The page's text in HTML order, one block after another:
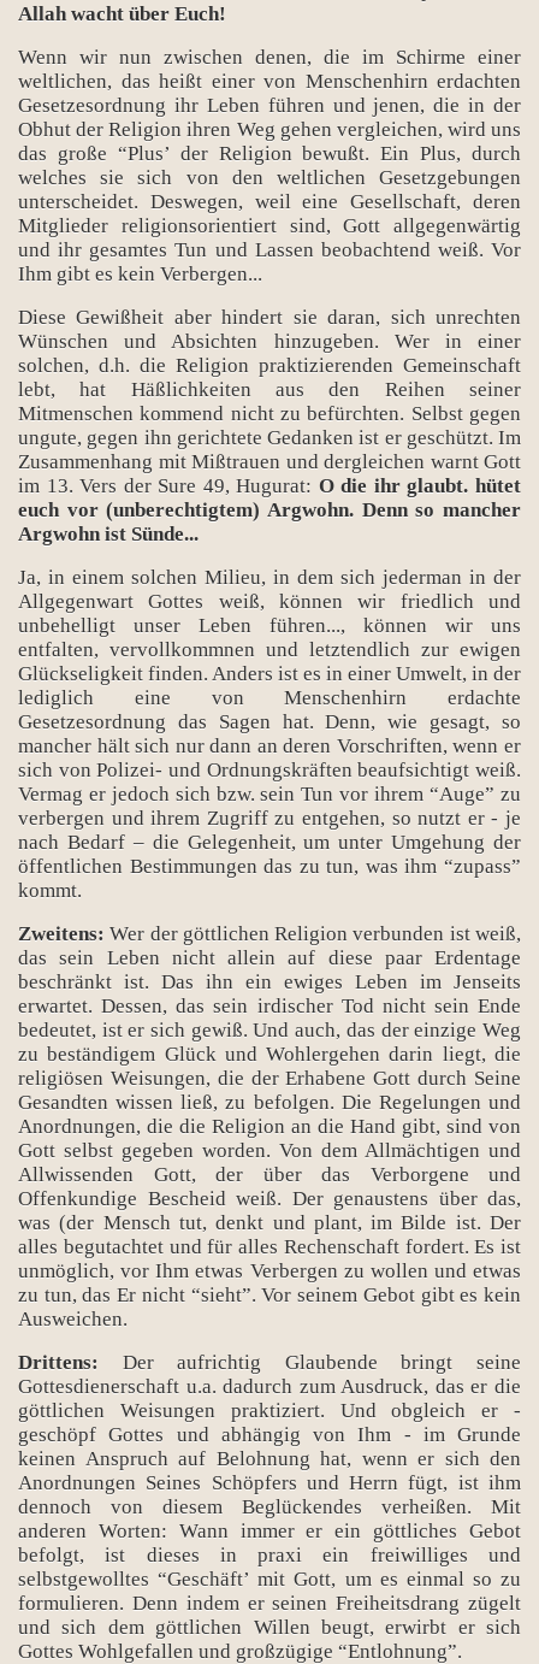
Allah wacht über Euch!
Wenn wir nun zwischen denen, die im Schirme einer
weltlichen, das heißt einer von Menschenhirn erdachten
Gesetzesordnung ihr Leben führen und jenen, die in der
Obhut der Religion ihren Weg gehen vergleichen, wird uns
das große “Plus’ der Religion bewußt. Ein Plus, durch
welches sie sich von den weltlichen Gesetzgebungen
unterscheidet. Deswegen, weil eine Gesellschaft, deren
Mitglieder religionsorientiert sind, Gott allgegenwärtig
und ihr gesamtes Tun und Lassen beobachtend weiß. Vor
Ihm gibt es kein Verbergen...
Diese Gewißheit aber hindert sie daran, sich unrechten
Wünschen und Absichten hinzugeben. Wer in einer
solchen, d.h. die Religion praktizierenden Gemeinschaft
lebt, hat Häßlichkeiten aus den Reihen seiner
Mitmenschen kommend nicht zu befürchten. Selbst gegen
ungute, gegen ihn gerichtete Gedanken ist er geschützt. Im
Zusammenhang mit Mißtrauen und dergleichen warnt Gott
im 13. Vers der Sure 49, Hugurat: O die ihr glaubt. hütet
euch vor (unberechtigtem) Argwohn. Denn so mancher
Argwohn ist Sünde...
Ja, in einem solchen Milieu, in dem sich jederman in der
Allgegenwart Gottes weiß, können wir friedlich und
unbehelligt unser Leben führen..., können wir uns
entfalten, vervollkommnen und letztendlich zur ewigen
Glückseligkeit finden. Anders ist es in einer Umwelt, in der
lediglich eine von Menschenhirn erdachte
Gesetzesordnung das Sagen hat. Denn, wie gesagt, so
mancher hält sich nur dann an deren Vorschriften, wenn er
sich von Polizei- und Ordnungskräften beaufsichtigt weiß.
Vermag er jedoch sich bzw. sein Tun vor ihrem “Auge” zu
verbergen und ihrem Zugriff zu entgehen, so nutzt er - je
nach Bedarf – die Gelegenheit, um unter Umgehung der
öffentlichen Bestimmungen das zu tun, was ihm “zupass”
kommt.
Zweitens: Wer der göttlichen Religion verbunden ist weiß,
das sein Leben nicht allein auf diese paar Erdentage
beschränkt ist. Das ihn ein ewiges Leben im Jenseits
erwartet. Dessen, das sein irdischer Tod nicht sein Ende
bedeutet, ist er sich gewiß. Und auch, das der einzige Weg
zu beständigem Glück und Wohlergehen darin liegt, die
religiösen Weisungen, die der Erhabene Gott durch Seine
Gesandten wissen ließ, zu befolgen. Die Regelungen und
Anordnungen, die die Religion an die Hand gibt, sind von
Gott selbst gegeben worden. Von dem Allmächtigen und
Allwissenden Gott, der über das Verborgene und
Offenkundige Bescheid weiß. Der genaustens über das,
was (der Mensch tut, denkt und plant, im Bilde ist. Der
alles begutachtet und für alles Rechenschaft fordert. Es ist
unmöglich, vor Ihm etwas Verbergen zu wollen und etwas
zu tun, das Er nicht “sieht”. Vor seinem Gebot gibt es kein
Ausweichen.
Drittens:
Der aufrichtig Glaubende bringt seine
Gottesdienerschaft u.a. dadurch zum Ausdruck, das er die
göttlichen Weisungen praktiziert. Und obgleich er -
geschöpf Gottes und abhängig von Ihm - im Grunde
keinen Anspruch auf Belohnung hat, wenn er sich den
Anordnungen Seines Schöpfers und Herrn fügt, ist ihm
dennoch von diesem Beglückendes verheißen. Mit
anderen Worten: Wann immer er ein göttliches Gebot
befolgt, ist dieses in praxi ein freiwilliges und
selbstgewolltes “Geschäft’ mit Gott, um es einmal so zu
formulieren. Denn indem er seinen Freiheitsdrang zügelt
und sich dem göttlichen Willen beugt, erwirbt er sich
Gottes Wohlgefallen und großzügige “Entlohnung”.